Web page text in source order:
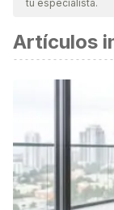
tu especialista.
Artículos